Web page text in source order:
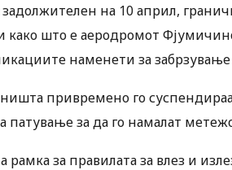
задолжителен на 10 април,
како што е аеродромот
наменети за
привремено го
за да го намалат
рамка за правилата за влез и